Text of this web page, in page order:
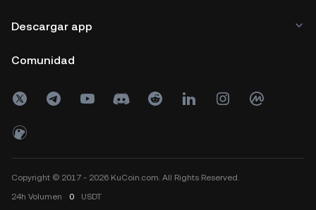
Descargar app
Comunidad
Copyright © 2017 - 2026 KuCoin.com. All Rights Reserved.
24h Volumen 0 USDT